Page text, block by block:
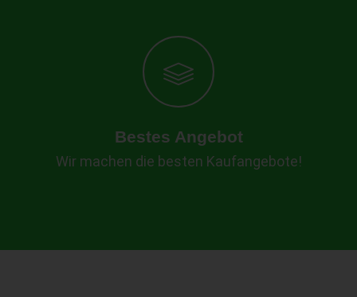
Bestes Angebot
Wir machen die besten Kaufangebote!